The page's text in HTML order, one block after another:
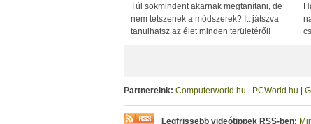
Túl sokmindent akarnak megtanítani, de
nem tetszenek a módszerek? Itt játszva
tanulhatsz az élet minden területéről!
Partnereink: Computerworld.hu PCWorld.hu
Legfrissebb videótippek RSS-ben: